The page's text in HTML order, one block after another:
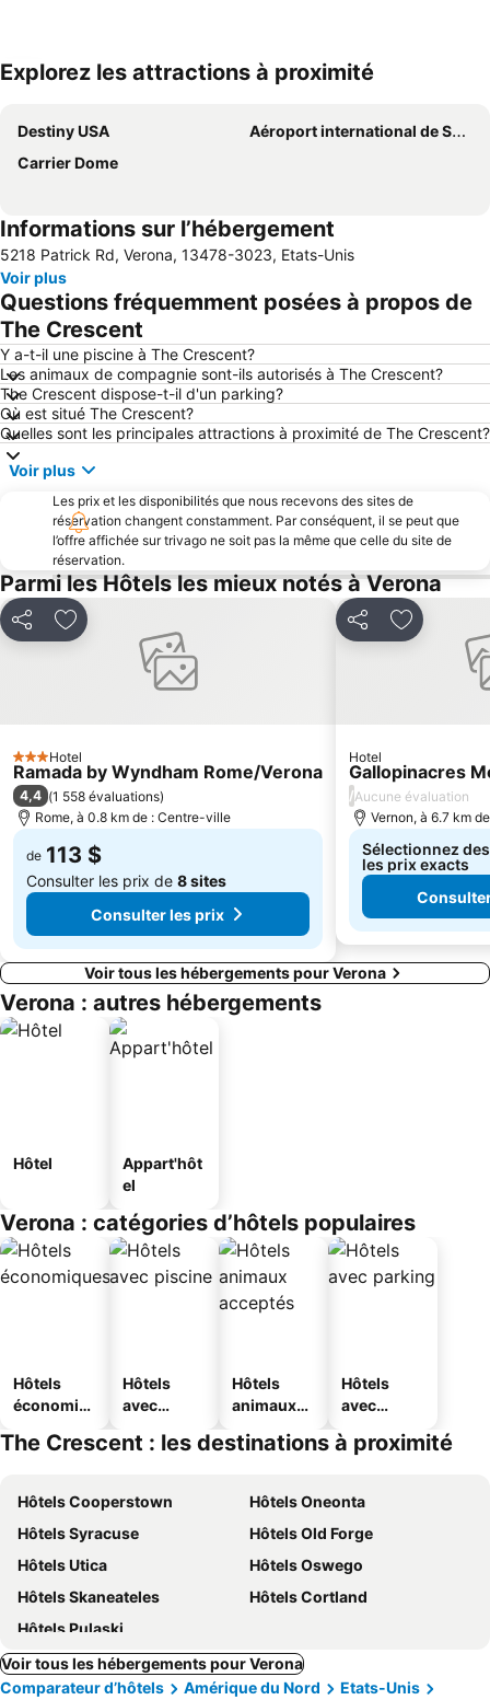
Explorez les attractions à proximité
Destiny USA
Aéroport international de Syracuse-Hancock
Carrier Dome
Informations sur l’hébergement
5218 Patrick Rd, Verona, 13478-3023, Etats-Unis
Voir plus
Questions fréquemment posées à propos de
The Crescent
Y a-t-il une piscine à The Crescent?
Les animaux de compagnie sont-ils autorisés à The Crescent?
The Crescent dispose-t-il d'un parking?
Où est situé The Crescent?
Quelles sont les principales attractions à proximité de The Crescent?
Voir plus
Les prix et les disponibilités que nous recevons des sites de
réservation changent constamment. Par conséquent, il se peut que
l’offre affichée sur trivago ne soit pas la même que celle du site de
réservation.
Parmi les Hôtels les mieux notés à Verona
PartagerAjouter à mes favoris
3 Étoiles
Hotel
Ramada by Wyndham Rome/Verona
4,4 (1 558 évaluations)
Rome, à 0.8 km de : Centre-ville
de 113 $
Consulter les prix de 8 sites
Consulter les prix
PartagerAjouter à
Hotel
Gallopinacres
/Aucune évaluation
Vernon, à 6.7 km
Sélectionnez
les prix exacts
Voir tous les hébergements pour Verona
Verona : autres hébergements
Hôtel
Appart'hôt
el
Verona : catégories d’hôtels populaires
Hôtels
économiq
Hôtels
avec
Hôtels
animaux
Hôtels
avec
The Crescent : les destinations à proximité
Hôtels Cooperstown
Hôtels Oneonta
Hôtels Syracuse
Hôtels Old Forge
Hôtels Utica
Hôtels Oswego
Hôtels Skaneateles
Hôtels Cortland
Hôtels Pulaski
Voir tous les hébergements pour Verona
Comparateur d’hôtels
Amérique du Nord
Etats-Unis